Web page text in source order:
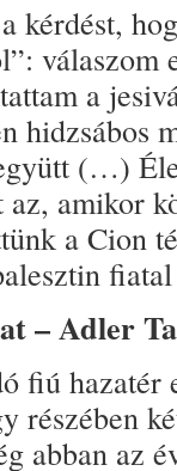
kérdést,
válaszom
a
hidzsábos
(…)
amikor
a Cion
– Adler
fiú hazatér
részében
abban az